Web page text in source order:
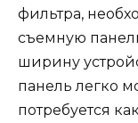
фильтра,
съемную
ширину
панель легко
потребуется